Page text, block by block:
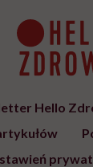
Hello